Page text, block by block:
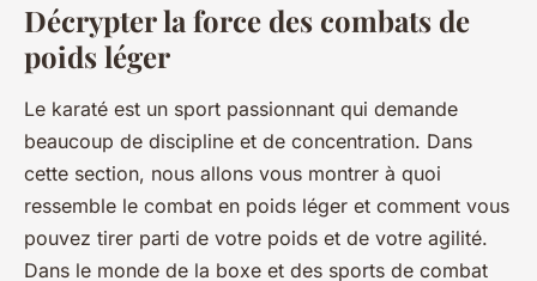
Décrypter la force des combats de
poids léger
Le karaté est un sport passionnant qui demande
beaucoup de discipline et de concentration. Dans
cette section, nous allons vous montrer à quoi
ressemble le combat en poids léger et comment vous
pouvez tirer parti de votre poids et de votre agilité.
Dans le monde de la boxe et des sports de combat